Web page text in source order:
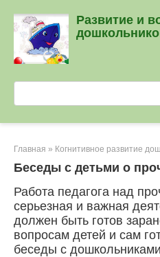
контенту
Развитие и
Главная » Когнитивное развитие
Беседы с детьми о
Работа педагога над
серьезная и важная
должен быть готов
вопросам детей и сам
беседы с